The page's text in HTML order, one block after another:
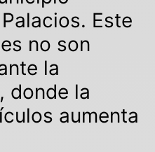
Este
no son
la
donde la
aumenta